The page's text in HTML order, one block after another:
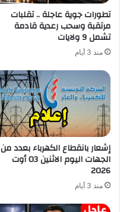
تطورات جوية عاجلة .. تقلبات
مرتقبة وسحب رعدية قادمة
تشمل 9 ولايات
منذ 3 أيام
إشعار بانقطاع الكهرباء بعدد من
الجهات اليوم الاثنين 03 أوت
2026
منذ 3 أيام